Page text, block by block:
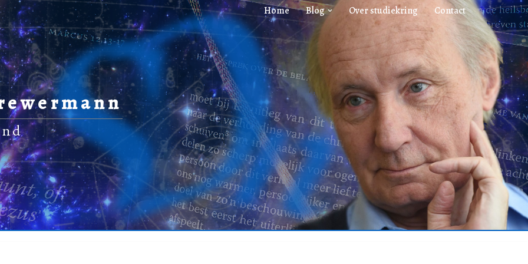
Home Blog Over studiekring Contact